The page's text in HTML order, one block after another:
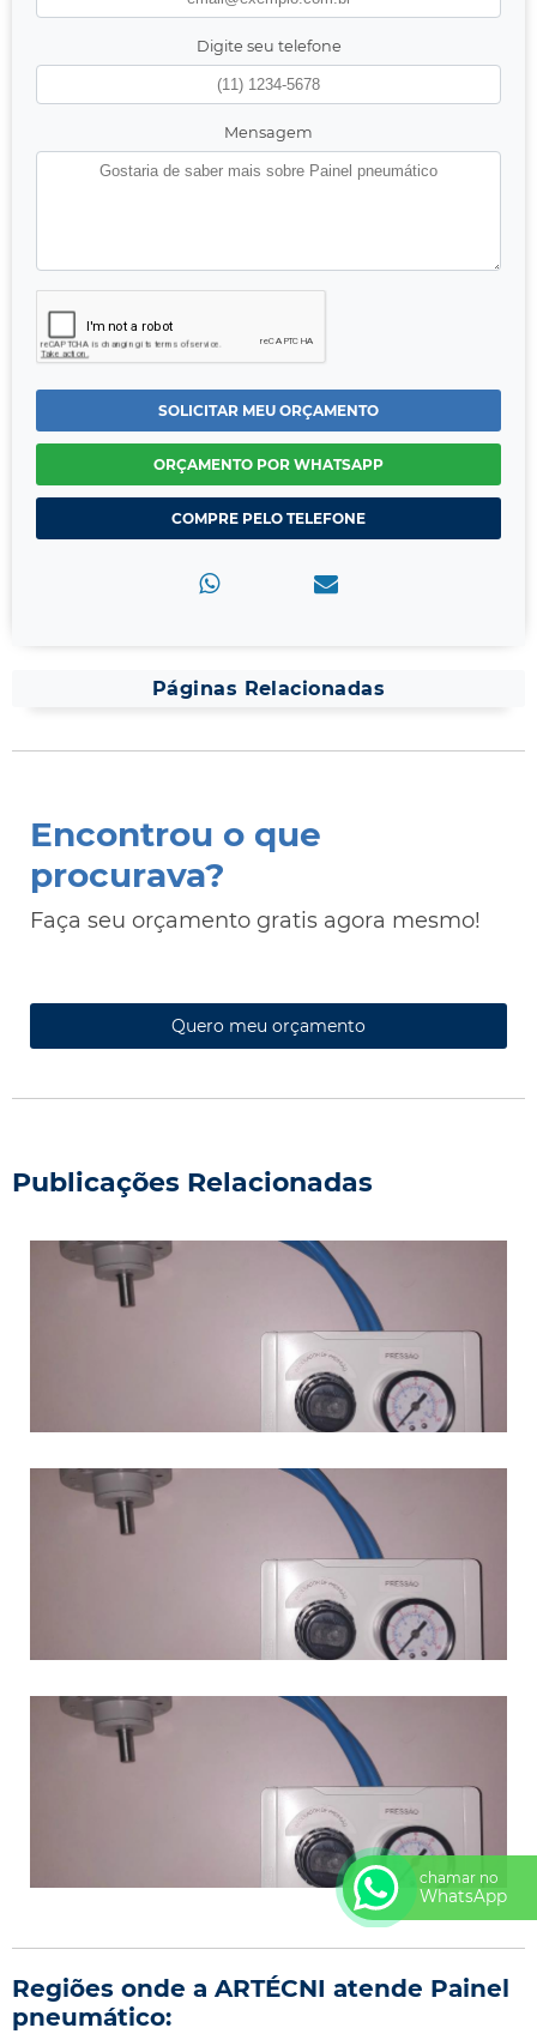
Digite seu telefone
Mensagem
SOLICITAR MEU ORÇAMENTO
ORÇAMENTO POR WHATSAPP
COMPRE PELO TELEFONE
Páginas Relacionadas
Encontrou o que
procurava?
Faça seu orçamento gratis agora mesmo!
Quero meu orçamento
Publicações Relacionadas
Regiões onde a ARTÉCNI atende Painel
pneumático:
chamar no
WhatsApp